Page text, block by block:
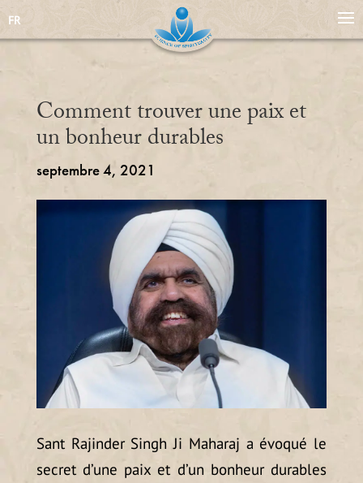
FR
Comment trouver une paix et
un bonheur durables
septembre 4, 2021
Sant Rajinder Singh Ji Maharaj a évoqué le
secret d’une paix et d’un bonheur durables